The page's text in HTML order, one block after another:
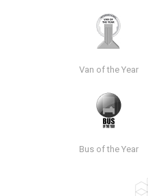
Van of the Year
Bus of the Year